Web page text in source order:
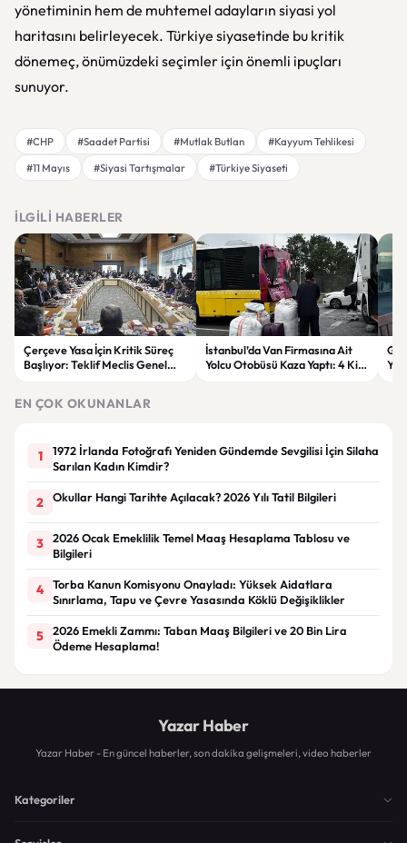
yönetiminin hem de muhtemel adayların siyasi yol
haritasını belirleyecek. Türkiye siyasetinde bu kritik
dönemeç, önümüzdeki seçimler için önemli ipuçları
sunuyor.
#CHP #Saadet Partisi #Mutlak Butlan
#Kayyum Tehlikesi
#11 Mayıs
#Siyasi Tartışmalar #Türkiye Siyaseti
İLGILI HABERLER
Çerçeve Yasa İçin Kritik Süreç
Başlıyor: Teklif Meclis Genel
İstanbul’da Van Firmasına Ait
Yolcu Otobüsü Kaza Yaptı: 4 Kişi
EN ÇOK OKUNANLAR
1
1972 İrlanda Fotoğrafı Yeniden Gündemde Sevgilisi İçin Silaha
Sarılan Kadın Kimdir?
2 Okullar Hangi Tarihte Açılacak? 2026 Yılı Tatil Bilgileri
3
2026 Ocak Emeklilik Temel Maaş Hesaplama Tablosu ve
Bilgileri
4
Torba Kanun Komisyonu Onayladı: Yüksek Aidatlara
Sınırlama, Tapu ve Çevre Yasasında Köklü Değişiklikler
5
2026 Emekli Zammı: Taban Maaş Bilgileri ve 20 Bin Lira
Ödeme Hesaplama!
Yazar Haber
Yazar Haber - En güncel haberler, son dakika gelişmeleri, video haberler
Kategoriler